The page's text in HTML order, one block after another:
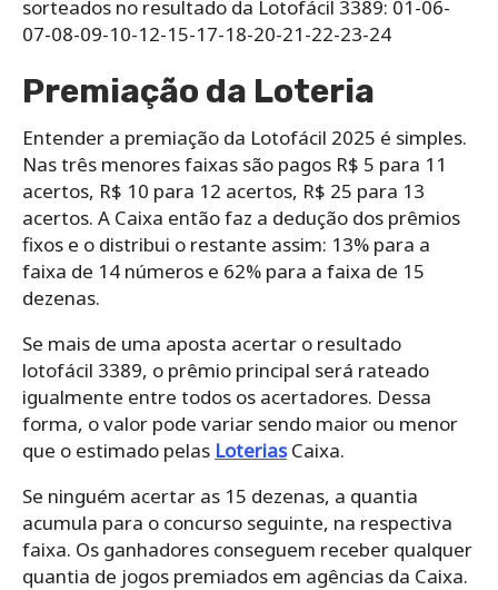
sorteados no resultado da Lotofácil 3389: 01-06-
07-08-09-10-12-15-17-18-20-21-22-23-24
Premiação da Loteria
Entender a premiação da Lotofácil 2025 é simples.
Nas três menores faixas são pagos R$ 5 para 11
acertos, R$ 10 para 12 acertos, R$ 25 para 13
acertos. A Caixa então faz a dedução dos prêmios
fixos e o distribui o restante assim: 13% para a
faixa de 14 números e 62% para a faixa de 15
dezenas.
Se mais de uma aposta acertar o resultado
lotofácil 3389, o prêmio principal será rateado
igualmente entre todos os acertadores. Dessa
forma, o valor pode variar sendo maior ou menor
que o estimado pelas LoteriasCaixa.
Se ninguém acertar as 15 dezenas, a quantia
acumula para o concurso seguinte, na respectiva
faixa. Os ganhadores conseguem receber qualquer
quantia de jogos premiados em agências da Caixa.